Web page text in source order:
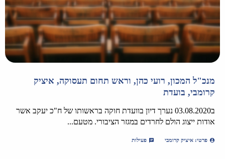
מנכ"ל המכון, רועי כהן, וראש תחום תעסוקה, איציק
קרומבי, בועדת
ב03.08.2020 נערך דיון בוועדת חוקה בראשותו של ח"כ יעקב אשר
אודות ייצוג הולם לחרדים במגזר הציבורי. מטעם...
פרטי: איציק קרומבי פעילות